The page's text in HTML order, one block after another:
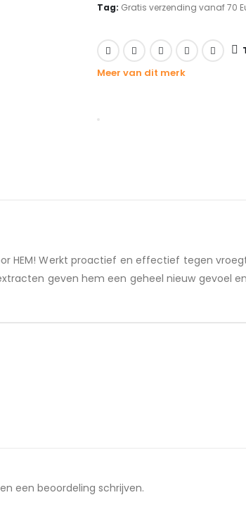
Tag: Gratis verzending vanaf 70
Meer van dit merk
HEM! Werkt proactief en effectief tegen
geven hem een geheel nieuw gevoel
een beoordeling schrijven.